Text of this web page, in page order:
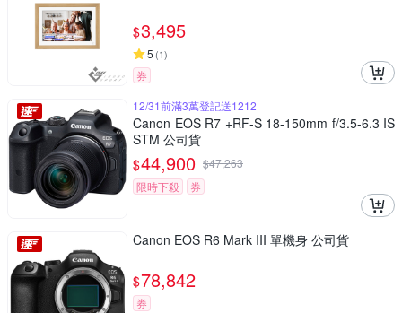
$3,495
5 (1)
券
12/31前滿3萬登記送1212
Canon EOS R7 +RF-S 18-150mm f/3.5-6.3 IS
STM 公司貨
$44,900 $47,263
限時下殺
券
Canon EOS R6 Mark III 單機身 公司貨
$78,842
券